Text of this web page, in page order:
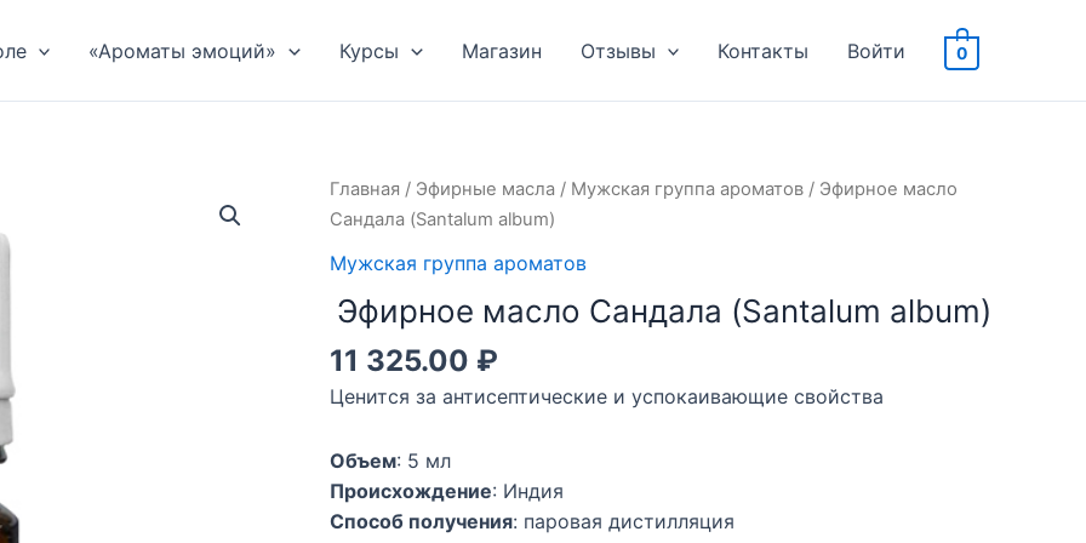
«Ароматы эмоций» Курсы Магазин Отзывы Контакты Войти 0
Главная / Эфирные масла / Мужская группа ароматов / Эфирное масло
Сандала (Santalum album)
Мужская группа ароматов
Эфирное масло Сандала (Santalum album)
11 325.00 ₽
Ценится за антисептические и успокаивающие свойства
Объем: 5 мл
Происхождение: Индия
Способ получения: паровая дистилляция